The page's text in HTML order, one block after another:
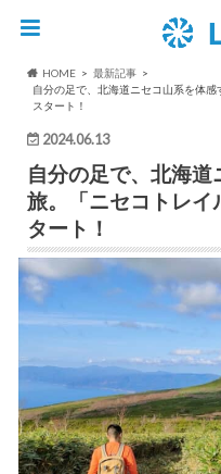
HOME
最新記事
自分の足で、北海道ニセコ山系を体
スタート！
2024.06.13
自分の足で、北海
旅。「ニセコトレイ
タート！